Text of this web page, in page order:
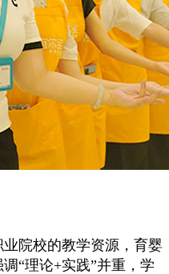
院校的教学资源，育婴
“理论+实践”并重，学